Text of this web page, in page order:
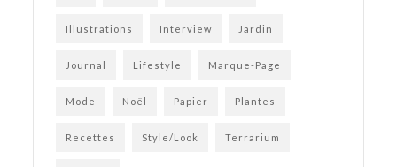
Illustrations Interview Jardin
Journal Lifestyle Marque-Page
Mode Noël Papier Plantes
Recettes Style/Look Terrarium